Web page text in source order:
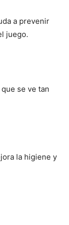
a prevenir
juego.
que se ve tan
la higiene y